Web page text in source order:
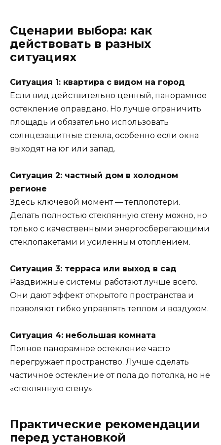
Сценарии выбора: как
действовать в разных
ситуациях
Ситуация 1: квартира с видом на город
Если вид действительно ценный, панорамное
остекление оправдано. Но лучше ограничить
площадь и обязательно использовать
солнцезащитные стекла, особенно если окна
выходят на юг или запад.
Ситуация 2: частный дом в холодном
регионе
Здесь ключевой момент — теплопотери.
Делать полностью стеклянную стену можно, но
только с качественными энергосберегающими
стеклопакетами и усиленным отоплением.
Ситуация 3: терраса или выход в сад
Раздвижные системы работают лучше всего.
Они дают эффект открытого пространства и
позволяют гибко управлять теплом и воздухом.
Ситуация 4: небольшая комната
Полное панорамное остекление часто
перегружает пространство. Лучше сделать
частичное остекление от пола до потолка, но не
«стеклянную стену».
Практические рекомендации
перед установкой